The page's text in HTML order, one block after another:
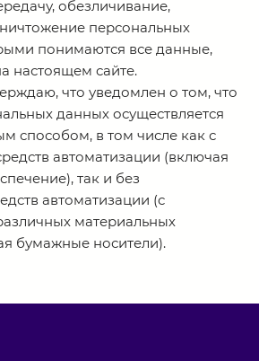
обезличивание,
персональных
понимаются все данные,
настоящем сайте.
что уведомлен о том, что
данных осуществляется
способом, в том числе как с
автоматизации (включая
так и без
автоматизации (с
материальных
бумажные носители).